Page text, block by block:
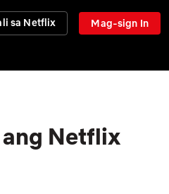
sa Netflix Mag-sign In
Netflix